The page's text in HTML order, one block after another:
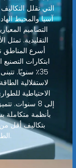
التقليدية.
ابتكارات
35٪ سنويًا.
لاستقلالية
إلى 8 سنوات.
الطاقة الكاملة للمشاريع الصناعية.